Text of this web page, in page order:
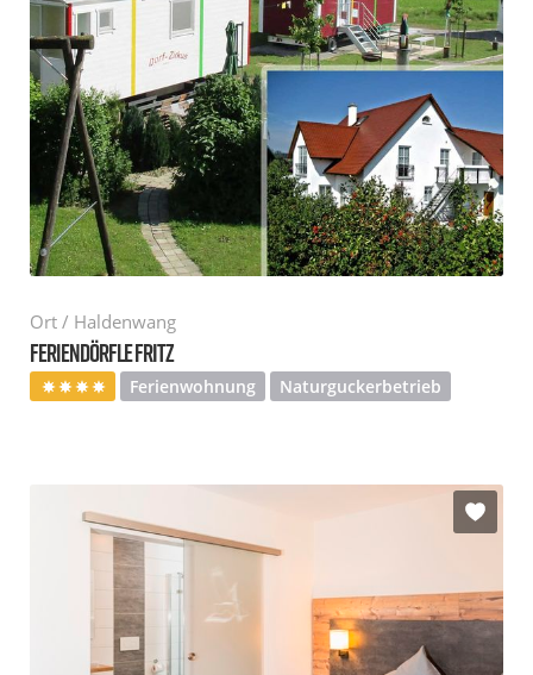
Ort / Haldenwang
FERIENDÖRFLE FRITZ
Ferienwohnung Naturguckerbetrieb